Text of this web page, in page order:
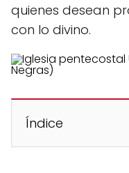
quienes desean
con lo divino.
Índice